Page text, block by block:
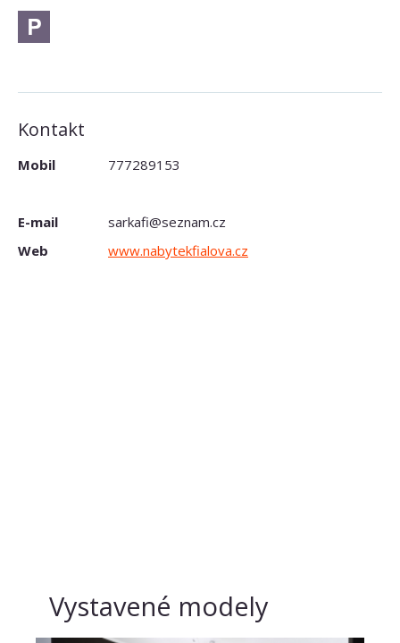
Kontakt
Mobil 777289153
E-mail
sarkafi@seznam.cz
Web
www.nabytekfialova.cz
Vystavené modely